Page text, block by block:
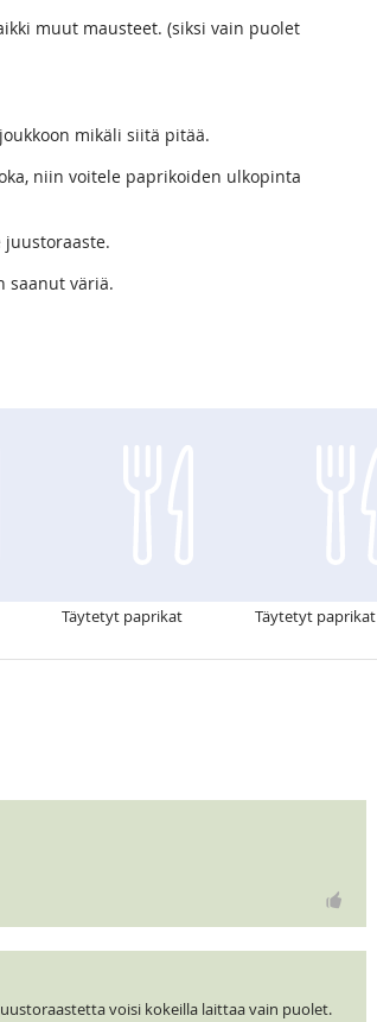
muut mausteet. (siksi vain puolet
mikäli siitä pitää.
niin voitele paprikoiden ulkopinta
saanut väriä.
Täytetyt paprikat Täytetyt paprikat
voisi kokeilla laittaa vain puolet.